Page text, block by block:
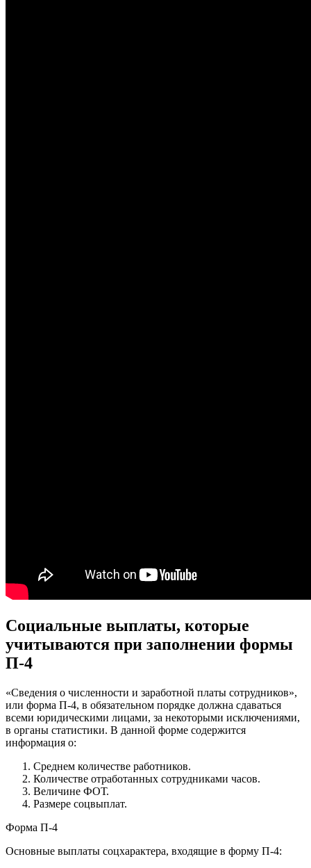
Социальные выплаты, которые
учитываются при заполнении формы
П-4
«Сведения о численности и заработной платы сотрудников»,
или форма П-4, в обязательном порядке должна сдаваться
всеми юридическими лицами, за некоторыми исключениями,
в органы статистики. В данной форме содержится
информация о:
Среднем количестве работников.
Количестве отработанных сотрудниками часов.
Величине ФОТ.
Размере соцвыплат.
Форма П-4
Основные выплаты соцхарактера, входящие в форму П-4: